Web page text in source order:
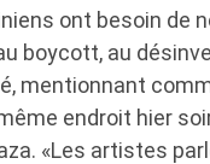
ont besoin
boycott, au
mentionnant
endroit hier
«Les artistes